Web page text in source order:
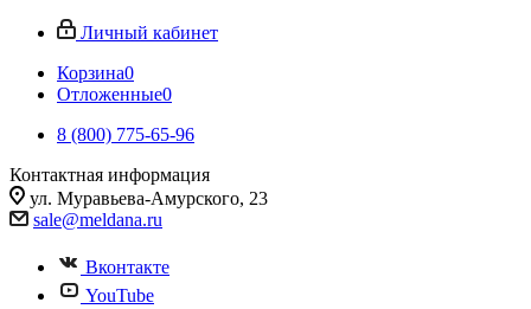
Личный кабинет
Корзина0
Отложенные0
8 (800) 775-65-96
Контактная информация
ул. Муравьева-Амурского, 23
sale@meldana.ru
Вконтакте
YouTube